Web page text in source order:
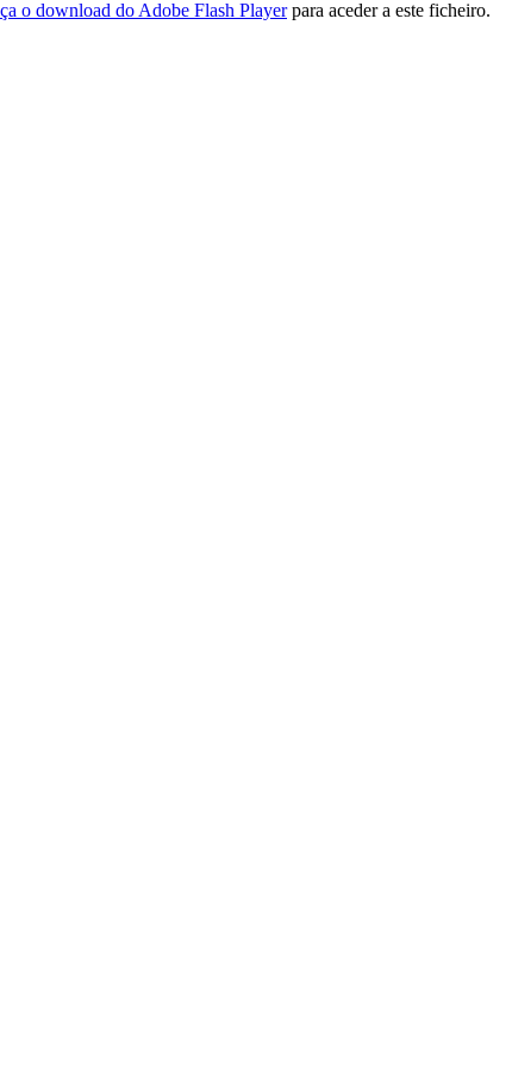
o download do Adobe Flash Playerpara aceder a este ficheiro.